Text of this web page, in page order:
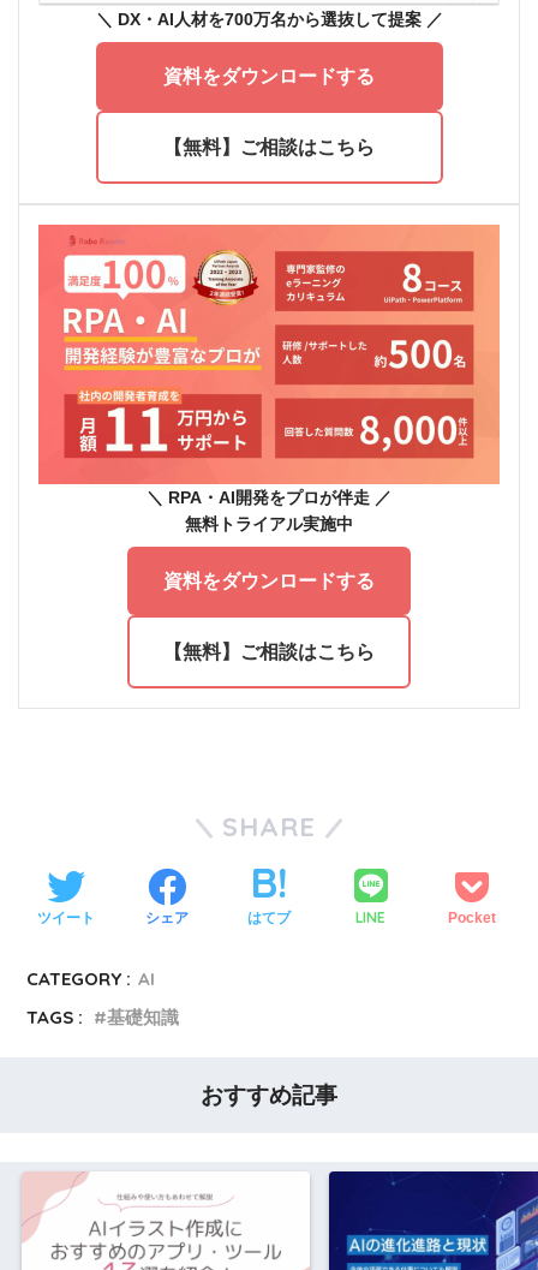
＼ DX・AI人材を700万名から選抜して提案／
資料をダウンロードする
【無料】ご相談はこちら
＼ RPA・AI開発をプロが伴走 ／
無料トライアル実施中
資料をダウンロードする
【無料】ご相談はこちら
SHARE
ツイート シェア はてブ LINE Pocket
CATEGORY : AI
TAGS :
基礎知識
おすすめ記事